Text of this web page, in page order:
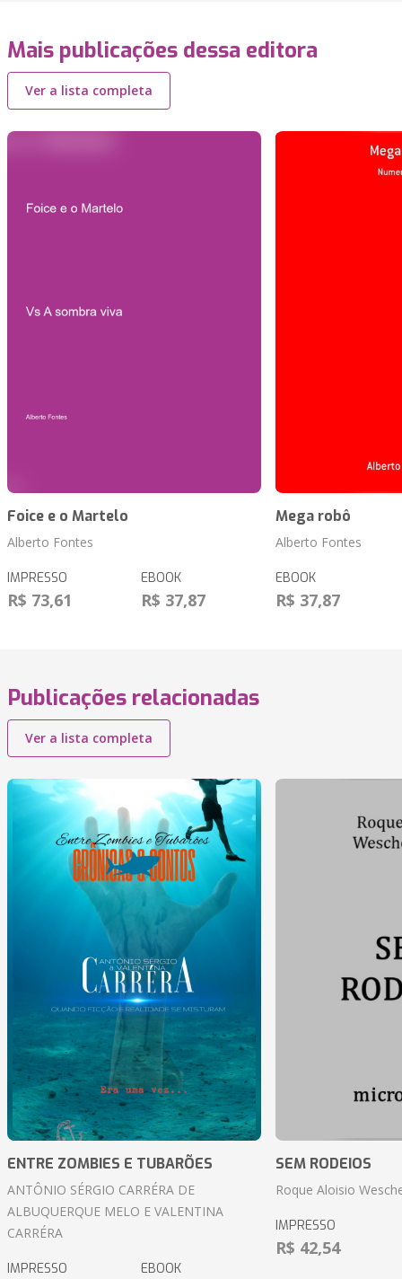
Mais publicações dessa editora
Ver a lista completa
Foice e o Martelo
Alberto Fontes
IMPRESSO
R$ 73,61
EBOOK
R$ 37,87
Mega robô
Alberto Fontes
EBOOK
R$ 37,87
Publicações relacionadas
Ver a lista completa
ENTRE ZOMBIES E TUBARÕES
ANTÔNIO SÉRGIO CARRÉRA DE
ALBUQUERQUE MELO E VALENTINA
CARRÉRA
IMPRESSO EBOOK
SEM RODEIOS
Roque Aloisio
IMPRESSO
R$ 42,54